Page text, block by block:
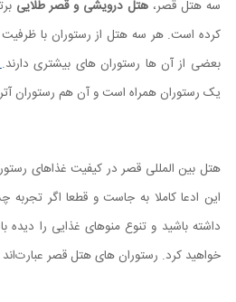
سه هتل قصر، هتل درویشی و قصر طلایی
بعضی از آن ها رستوران های بیشتری دارند.
یک رستوران همراه است و آن هم رستوران آتریوم با
هتل بین المللی قصر در کیفیت غذاهای
این ادعا کاملا به جاست و قطعا اگر
داشته باشید و تنوع منوهای غذایی را
خواهید کرد. رستوران های هتل قصر عبارت‌اند